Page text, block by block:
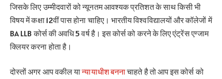
जिसके लिए उम्मीदवारों को न्यूनतम आवश्यक प्रतिशत के साथ किसी भी
विषय में कक्षा 12वीं पास होना चाहिए। भारतीय विश्वविद्यालयों और कॉलेजों में
BA LLB कोर्स की अवधि 5 वर्ष है। इस कोर्स को करने के लिए एंट्रेंस एग्जाम
क्लियर करना होता है।
दोस्तों अगर आप वकील यान्यायाधीश बननाचाहते है तो आप इस कोर्स को